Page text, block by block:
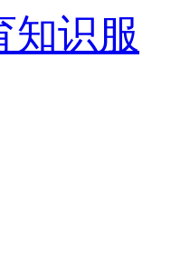
知识服